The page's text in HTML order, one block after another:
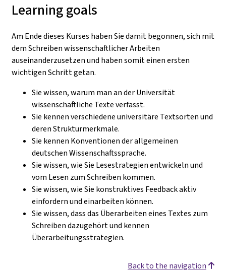
Learning goals
Am Ende dieses Kurses haben Sie damit begonnen, sich mit
dem Schreiben wissenschaftlicher Arbeiten
auseinanderzusetzen und haben somit einen ersten
wichtigen Schritt getan.
Sie wissen, warum man an der Universität
wissenschaftliche Texte verfasst.
Sie kennen verschiedene universitäre Textsorten und
deren Strukturmerkmale.
Sie kennen Konventionen der allgemeinen
deutschen Wissenschaftssprache.
Sie wissen, wie Sie Lesestrategien entwickeln und
vom Lesen zum Schreiben kommen.
Sie wissen, wie Sie konstruktives Feedback aktiv
einfordern und einarbeiten können.
Sie wissen, dass das Überarbeiten eines Textes zum
Schreiben dazugehört und kennen
Überarbeitungsstrategien.
Back to the navigation